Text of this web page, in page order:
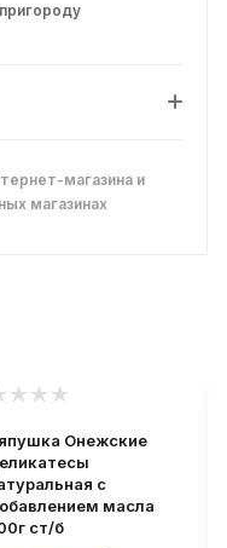
магазина и
магазинах
Онежские
с
масла
ст/б